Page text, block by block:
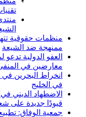
الشيعة
منظمات حقوقية
ممنهجة ضد الشيعة
العفو الدولية
معارضين في
انخراط البحرين
في الخليج
الاضطهاد الديني
قيودًا جديدة على
جمعية الوفاق: